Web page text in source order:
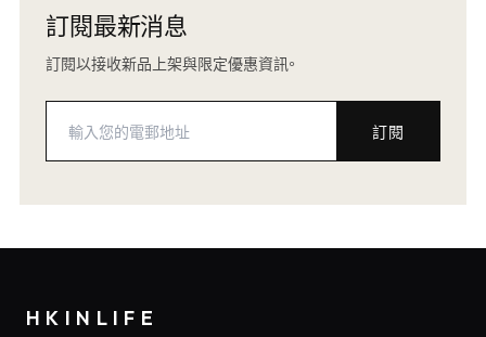
訂閱最新消息
訂閱以接收新品上架與限定優惠資訊。
訂閱
HKINLIFE